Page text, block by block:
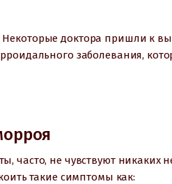
доктора пришли к
заболевания,
часто, не чувствуют никаких
такие симптомы как: